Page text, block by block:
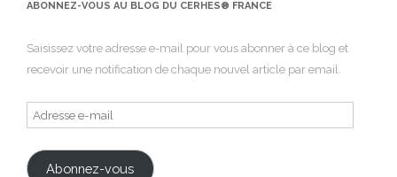
ABONNEZ-VOUS AU BLOG DU CERHES® FRANCE
Saisissez votre adresse e-mail pour vous abonner à ce blog et
recevoir une notification de chaque nouvel article par email.
Adresse
e-
mail
Abonnez-vous